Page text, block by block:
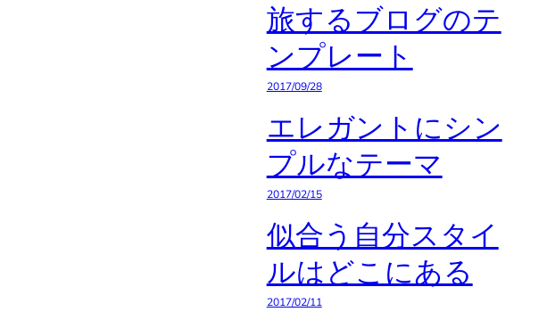
旅するブログのテ
ンプレート
2017/09/28
エレガントにシン
プルなテーマ
2017/02/15
似合う自分スタイ
ルはどこにある
2017/02/11